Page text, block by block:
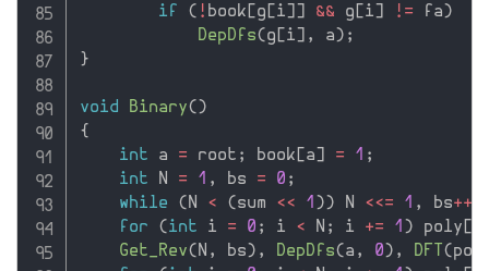
if
( ! book [g [i] ] && g [i] != fa)
DepDfs(g [i] , a) ;
}
void Binary()
{
int a = root ; book [a] = 1 ;
int N = 1 , bs = 0 ;
while
(N < (sum << 1 )) N <<= 1 , bs++
for
(int i = 0 ; i < N ; i += 1 ) poly [
Get_Rev(N , bs) , DepDfs(a , 0) , DFT (